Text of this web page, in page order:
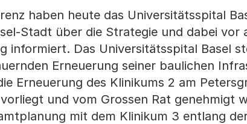
haben heute das Universitätsspital
Stadt über die Strategie und dabei vor
informiert. Das Universitätsspital Basel
Erneuerung seiner baulichen
Erneuerung des Klinikums 2 am
und vom Grossen Rat genehmigt
mit dem Klinikum 3 entlang